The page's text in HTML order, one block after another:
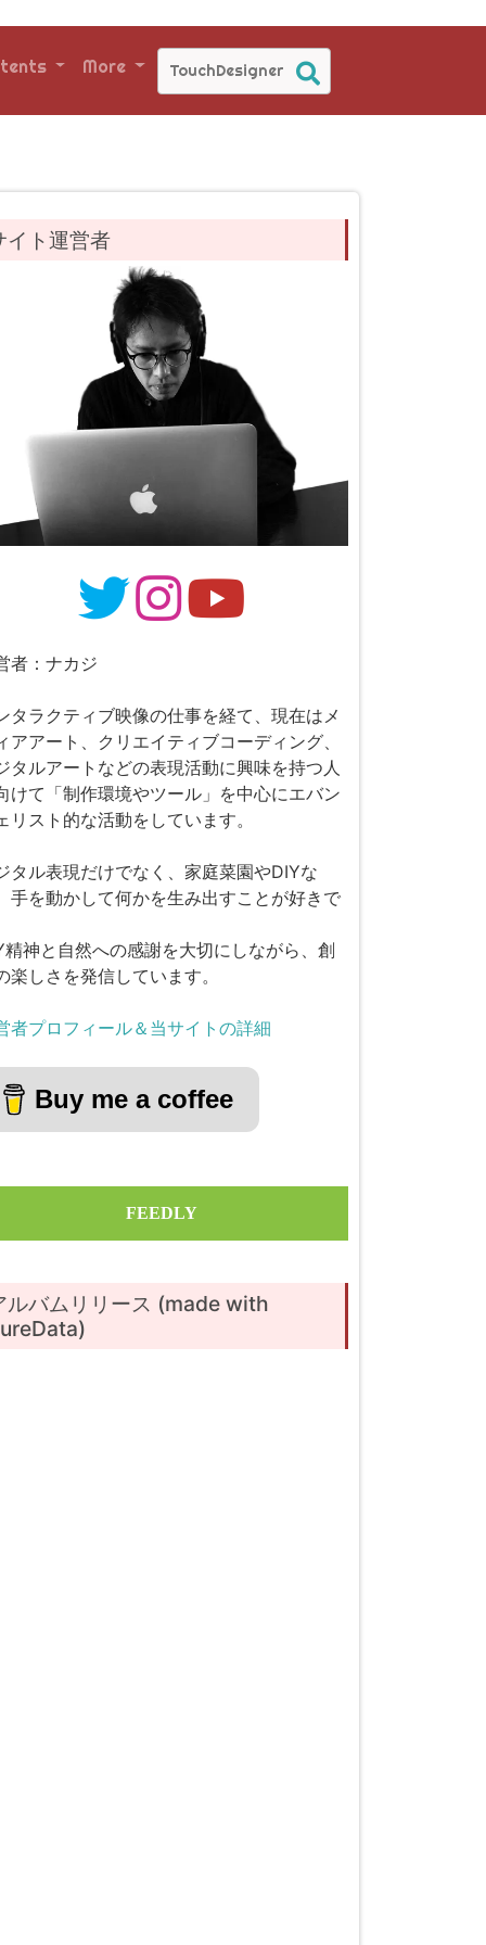
More
イト運営者
者：ナカジ
タラクティブ映像の仕事を経て、現在はメ
アアート、クリエイティブコーディング、
タルアートなどの表現活動に興味を持つ人
けて「制作環境やツール」を中心にエバン
リスト的な活動をしています。
タル表現だけでなく、家庭菜園やDIYな
手を動かして何かを生み出すことが好きで
精神と自然への感謝を大切にしながら、創
楽しさを発信しています。
者プロフィール＆当サイトの詳細
Buy me a coffee
FEEDLY
ルバムリリース (made with